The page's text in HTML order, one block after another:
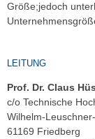
Größe;jedoch
LEITUNG
Prof. Dr. Claus
c/o Technische
Wilhelm-
61169 Friedberg